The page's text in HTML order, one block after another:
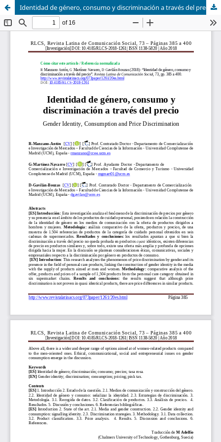
Identidad de género, consumo y discriminación a través del precio